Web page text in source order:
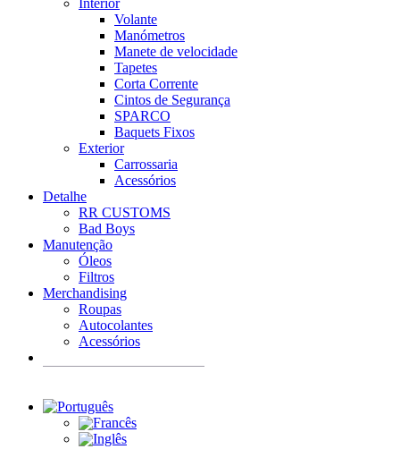
Interior
Volante
Manómetros
Manete de velocidade
Tapetes
Corta Corrente
Cintos de Segurança
SPARCO
Baquets Fixos
Exterior
Carrossaria
Acessórios
Detalhe
RR CUSTOMS
Bad Boys
Manutenção
Óleos
Filtros
Merchandising
Roupas
Autocolantes
Acessórios